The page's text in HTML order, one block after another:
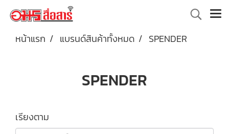
หน้าแรก แบรนด์สินค้าทั้งหมด SPENDER
SPENDER
เรียงตาม